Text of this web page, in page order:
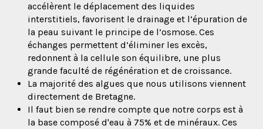
accélèrent le déplacement des liquides
interstitiels, favorisent le drainage et l’épuration de
la peau suivant le principe de l’osmose. Ces
échanges permettent d’éliminer les excès,
redonnent à la cellule son équilibre, une plus
grande faculté de régénération et de croissance.
La majorité des algues que nous utilisons viennent
directement de Bretagne.
Il faut bien se rendre compte que notre corps est à
la base composé d'eau à 75% et de minéraux. Ces